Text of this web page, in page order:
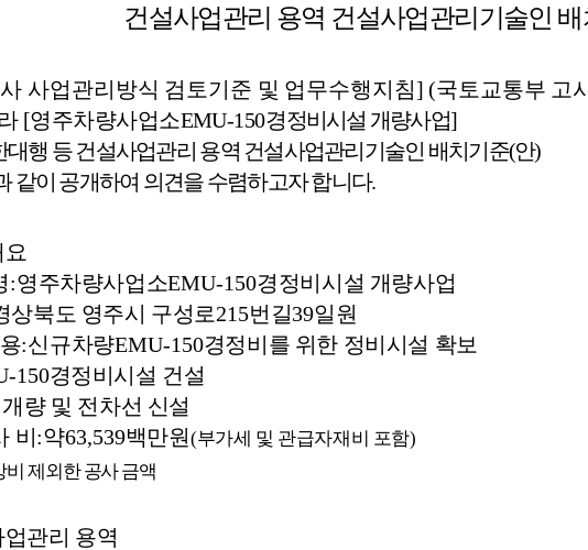
건설사업관리 용역 건설사업관리기술인
사업관리방식 검토기준 및 업무수행지침](국토교통부 고
[영주차량사업소EMU-150경정비 시설 개량사업]
대행 등 건설사업관리 용역 건설사업관리기술인 배치기준(안)
같이 공개하여 의견을 수렴하고자 합니다.
:영주차량사업소EMU-150경정비시설 개량사업
상북도 영주시 구성로215번길39일원
:신규차량EMU-150경정비를 위한 정비시설 확보
150경정비시설 건설
량 및 전차선 신설
비 :약63,539백만원 (부가세 및 관급자재비 포함)
비 제외한 공사 금액
업관리 용역